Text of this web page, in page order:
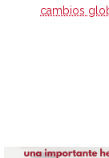
cambios